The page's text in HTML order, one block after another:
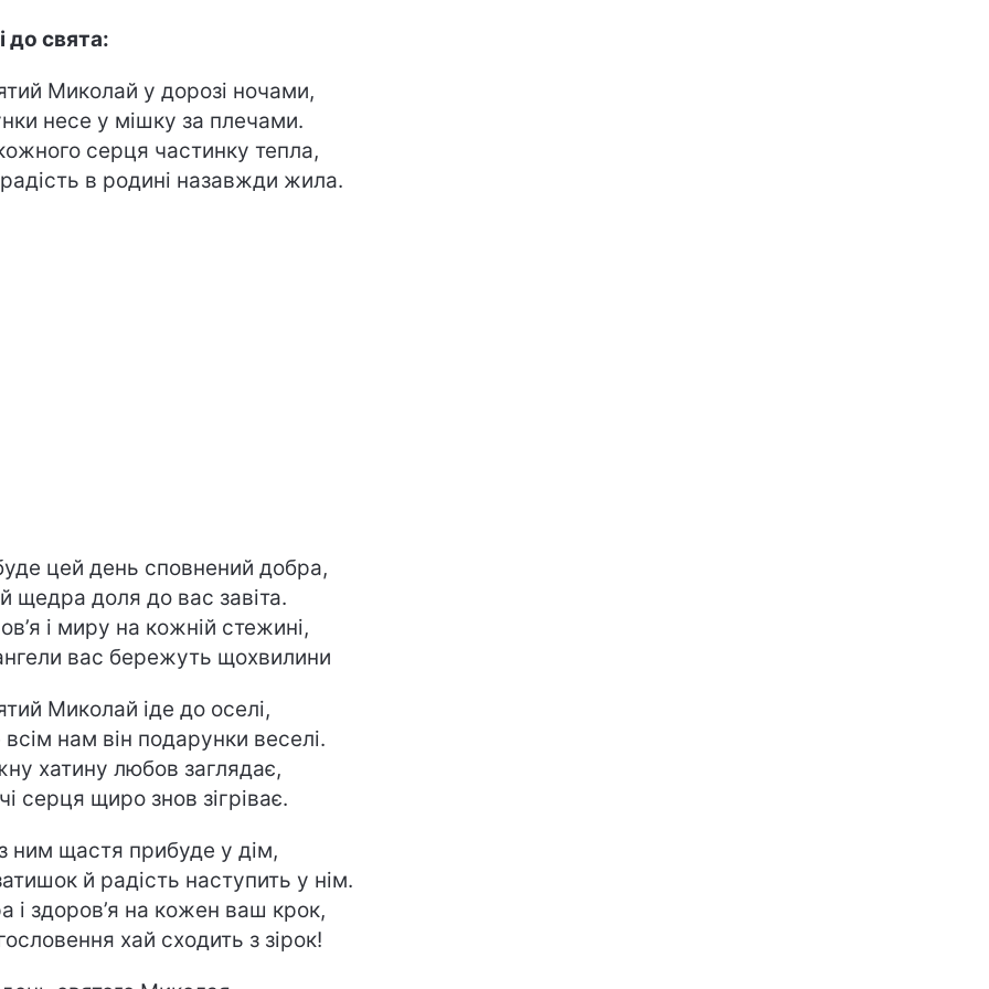
до свята:
Миколай у дорозі ночами,
несе у мішку за плечами.
серця частинку тепла,
в родині назавжди жила.
цей день сповнений добра,
щедра доля до вас завіта.
і миру на кожній стежині,
вас бережуть щохвилини
Миколай іде до оселі,
нам він подарунки веселі.
хатину любов заглядає,
серця щиро знов зігріває.
ним щастя прибуде у дім,
й радість наступить у нім.
і здоров’я на кожен ваш крок,
хай сходить з зірок!